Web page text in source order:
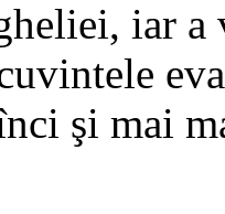
iar a
şi mai